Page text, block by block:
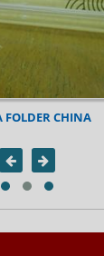
FOLDER CHINA